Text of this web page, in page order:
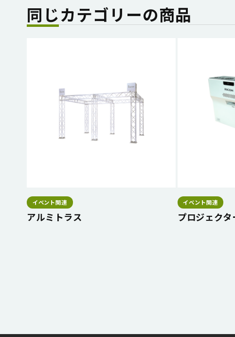
同じカテゴリーの商品
イベント関連
アルミトラス
イベント関連
プロジェクタ